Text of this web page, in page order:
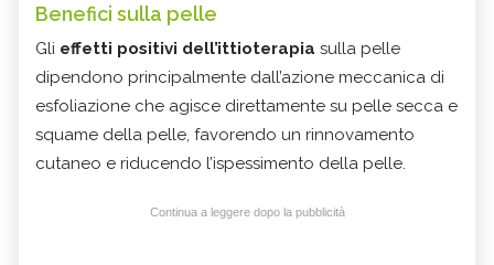
Benefici sulla pelle
Gli effetti positivi dell’ittioterapia sulla pelle
dipendono principalmente dall’azione meccanica di
esfoliazione che agisce direttamente su pelle secca e
squame della pelle, favorendo un rinnovamento
cutaneo e riducendo l’ispessimento della pelle.
Continua a leggere dopo la pubblicità